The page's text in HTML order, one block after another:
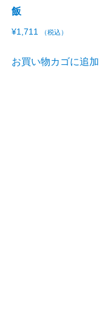
飯
¥1,711 （税込）
お買い物カゴに追加